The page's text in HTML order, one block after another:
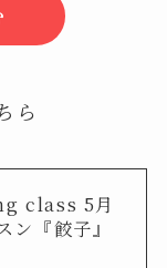
ら
class 5月
『餃子』